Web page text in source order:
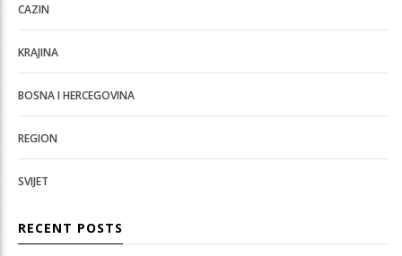
CAZIN
KRAJINA
BOSNA I HERCEGOVINA
REGION
SVIJET
RECENT POSTS